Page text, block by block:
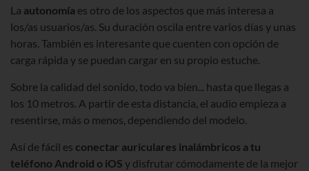
La autonomía es otro de los aspectos que más interesa a
los/as usuarios/as. Su duración oscila entre varios días y unas
horas. También es interesante que cuenten con opción de
carga rápida y se puedan cargar en su propio estuche.
Sobre la calidad del sonido, todo va bien... hasta que llegas a
los 10 metros. A partir de esta distancia, el audio empieza a
resentirse, más o menos, dependiendo del modelo.
Así de fácil es conectar auriculares inalámbricos a tu
teléfono Android o iOS y disfrutar cómodamente de la mejor